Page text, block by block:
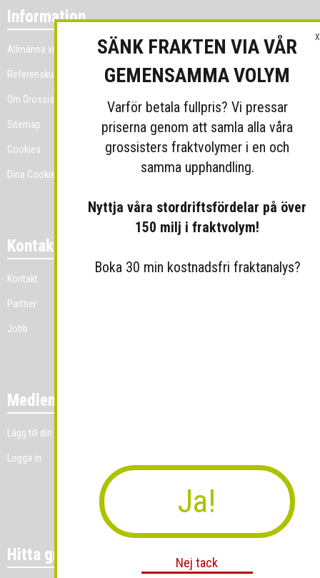
Information
Allmänna villkor
Referenskunder
Om Grossist.se
Sitemap
Cookies
Dina Cookie-prefenser
Kontakt
Kontakt
Partner
Jobb
Medlemmar
Lägg till din grossistverksamhet
Logga in
Hitta grossist per bransch
X
SÄNK FRAKTEN VIA VÅR
GEMENSAMMA VOLYM
Varför betala fullpris? Vi pressar
priserna genom att samla alla våra
grossisters fraktvolymer i en och
samma upphandling.
Nyttja våra stordriftsfördelar på över
150 milj i fraktvolym!
Boka 30 min kostnadsfri fraktanalys?
Ja!
Nej tack